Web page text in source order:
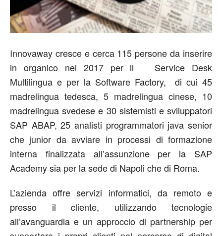
Innovaway cresce e cerca 115 persone da inserire
in organico nel 2017 per il Service Desk
Multilingua e per la Software Factory, di cui 45
madrelingua tedesca, 5 madrelingua cinese, 10
madrelingua svedese e 30 sistemisti e sviluppatori
SAP ABAP, 25 analisti programmatori java senior
che junior da avviare in processi di formazione
interna finalizzata all’assunzione per la SAP
Academy sia per la sede di Napoli che di Roma.
L’azienda offre servizi informatici, da remoto e
presso il cliente, utilizzando tecnologie
all’avanguardia e un approccio di partnership per